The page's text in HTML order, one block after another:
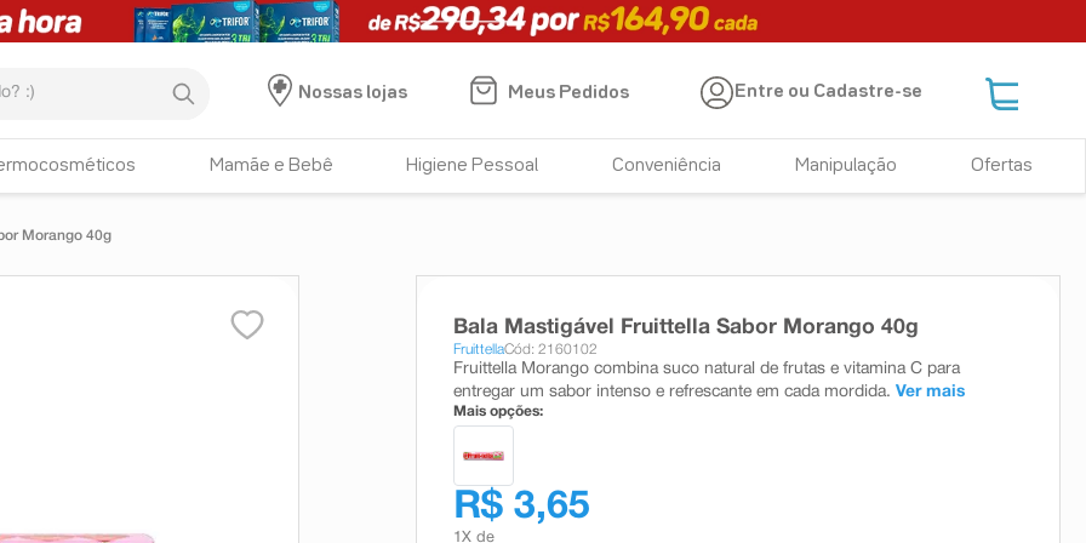
Nossas lojas
Meus Pedidos Entre ou Cadastre-se
Mamãe e Bebê Higiene Pessoal Conveniência Manipulação Ofertas
Morango 40g
Bala Mastigável Fruittella Sabor Morango 40g
FruittellaCód: 2160102
Fruittella Morango combina suco natural de frutas e vitamina C para
entregar um sabor intenso e refrescante em cada mordida. Ver mais
Mais opções:
R$ 3,65
1 X de